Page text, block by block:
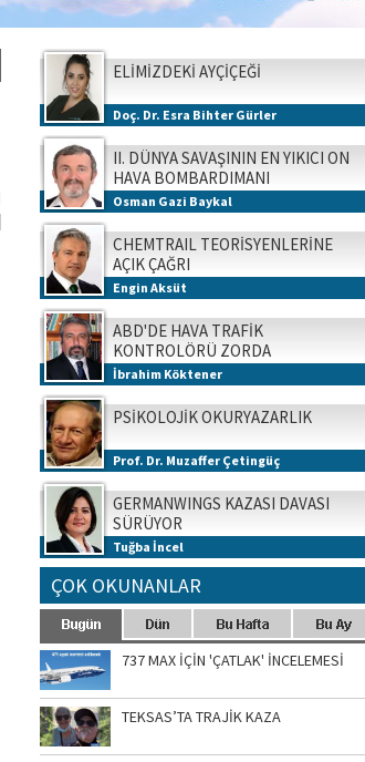
ELİMİZDEKİ AYÇİÇEĞİ
Doç. Dr. Esra Bihter Gürler
II. DÜNYA SAVAŞININ EN YIKICI ON
HAVA BOMBARDIMANI
Osman Gazi Baykal
CHEMTRAIL TEORİSYENLERİNE
AÇIK ÇAĞRI
Engin Aksüt
ABD'DE HAVA TRAFİK
KONTROLÖRÜ ZORDA
İbrahim Köktener
PSİKOLOJİK OKURYAZARLIK
Prof. Dr. Muzaffer Çetingüç
GERMANWINGS KAZASI DAVASI
SÜRÜYOR
Tuğba İncel
ÇOK OKUNANLAR
737 MAX İÇİN 'ÇATLAK' İNCELEMESİ
TEKSAS’TA TRAJİK KAZA